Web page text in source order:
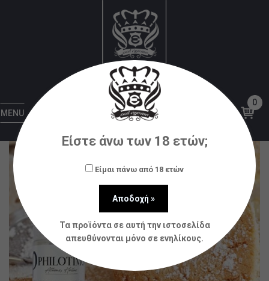
MENU
0
Υγρά αναπλήρωσης (flavorshots)
Philotimo Liquids Μπισκότο Βουτύρου
30ml (60ml)
Είστε άνω των 18 ετών;
Είμαι πάνω από 18 ετών
Τα προϊόντα σε αυτή την ιστοσελίδα
απευθύνονται μόνο σε ενηλίκους.